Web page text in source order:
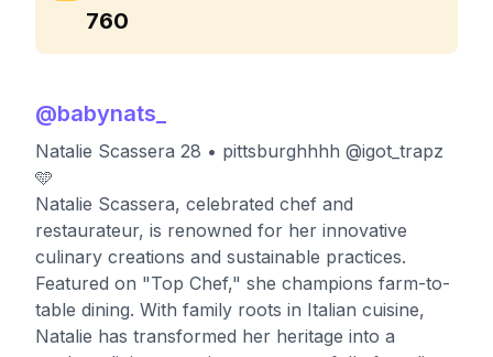
760
@babynats_
Natalie Scassera 28 • pittsburghhhh @igot_trapz
🩵
Natalie Scassera, celebrated chef and
restaurateur, is renowned for her innovative
culinary creations and sustainable practices.
Featured on "Top Chef," she champions farm-to-
table dining. With family roots in Italian cuisine,
Natalie has transformed her heritage into a